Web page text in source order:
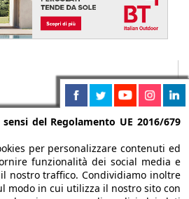
del Regolamento UE 2016/679
per personalizzare contenuti ed
funzionalità dei social media e
nostro traffico. Condividiamo inoltre
modo in cui utilizza il nostro sito con